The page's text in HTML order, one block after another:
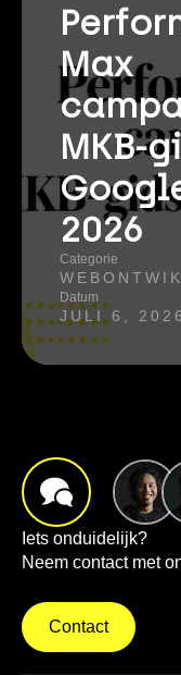
Max
MKB-
2026
Categorie
Datum
JULI 6, 2026
Iets onduidelijk?
Neem contact met
Contact